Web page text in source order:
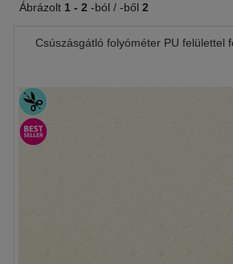
Ábrázolt 1 - 2 -ból / -ből 2
Csúszásgátló folyóméter PU felülettel